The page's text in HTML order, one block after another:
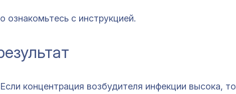
с инструкцией.
концентрация возбудителя инфекции высока, то